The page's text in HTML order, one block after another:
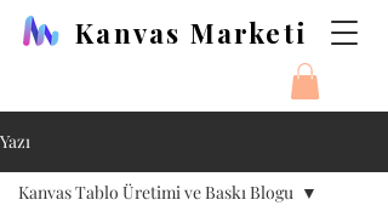
Kanvas Marketi
Yazı
Kanvas Tablo Üretimi ve Baskı Blogu